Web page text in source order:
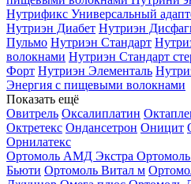
Нутрификс Универсальный
Нутриэн Диабет Нутриэн
Пульмо Нутриэн Стандарт
волокнами Нутриэн Стандарт
Форт Нутриэн Элементаль
Энергия с пищевыми волокнами
Показать ещё
Овитрель Оксалиплатин
Октретекс Ондансетрон Оницит
Орнилатекс
Ортомоль АМД Экстра
Бьюти Ортомоль Витал м